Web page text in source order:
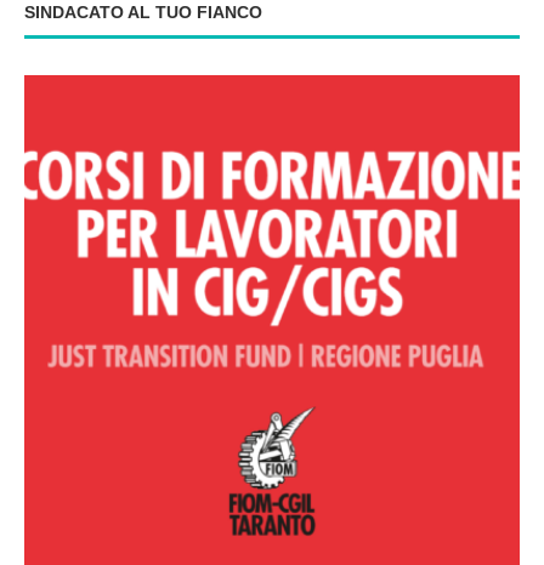
SINDACATO AL TUO FIANCO